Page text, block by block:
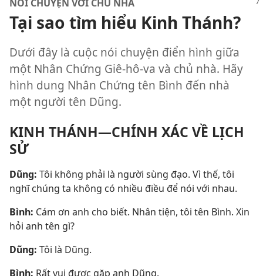
NÓI CHUYỆN VỚI CHỦ NHÀ
Tại sao tìm hiểu Kinh Thánh?
Dưới đây là cuộc nói chuyện điển hình giữa
một Nhân Chứng Giê-hô-va và chủ nhà. Hãy
hình dung Nhân Chứng tên Bình đến nhà
một người tên Dũng.
KINH THÁNH—CHÍNH XÁC VỀ LỊCH
SỬ
Dũng: Tôi không phải là người sùng đạo. Vì thế, tôi
nghĩ chúng ta không có nhiều điều để nói với nhau.
Bình: Cám ơn anh cho biết. Nhân tiện, tôi tên Bình. Xin
hỏi anh tên gì?
Dũng: Tôi là Dũng.
Bình: Rất vui được gặp anh Dũng.